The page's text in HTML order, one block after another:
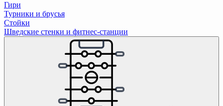
Гири
Турники и брусья
Стойки
Шведские стенки и фитнес-станции